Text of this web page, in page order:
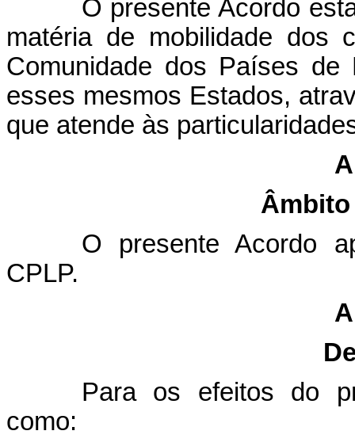
O presente Acordo
matéria de mobilidade dos
Comunidade dos Países
esses mesmos Estados,
que atende às
O presente Acordo
CPLP.
Para os efeitos do
como: